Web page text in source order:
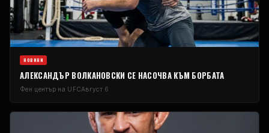
НОВИНИ
АЛЕКСАНДЪР ВОЛКАНОВСКИ СЕ НАСОЧВА КЪМ БОРБАТА
Фен център на UFCАвгуст 6